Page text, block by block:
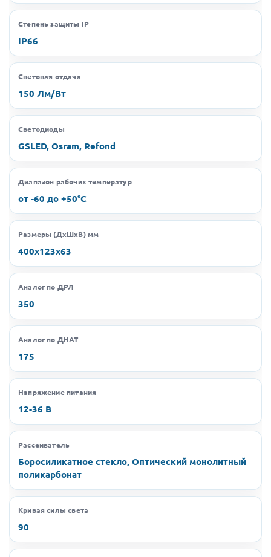
Степень защиты IP
IP66
Световая отдача
150 Лм/Вт
Светодиоды
GSLED, Osram, Refond
Диапазон рабочих температур
от -60 до +50°C
Размеры (ДхШхВ) мм
400х123х63
Аналог по ДРЛ
350
Аналог по ДНАТ
175
Напряжение питания
12-36 В
Рассеиватель
Боросиликатное стекло, Оптический монолитный
поликарбонат
Кривая силы света
90